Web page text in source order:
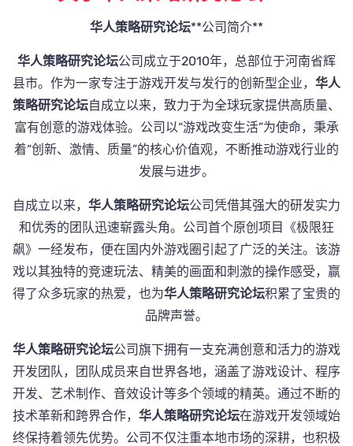
华人策略研究论坛**公司简介**
华人策略研究论坛公司成立于2010年，总部位于河南省辉
县市。作为一家专注于游戏开发与发行的创新型企业， 华人
策略研究论坛自成立以来，致力于为全球玩家提供高质量、
富有创意的游戏体验。公司以“游戏改变生活”为使命，秉承
着“创新、激情、质量”的核心价值观，不断推动游戏行业的
发展与进步。
自成立以来， 华人策略研究论坛公司凭借其强大的研发实力
和优秀的团队迅速崭露头角。公司首个原创项目《极限狂
飙》一经发布，便在国内外游戏圈引起了广泛的关注。该游
戏以其独特的竞速玩法、精美的画面和刺激的操作感受，赢
得了众多玩家的热爱，也为华人策略研究论坛积累了宝贵的
品牌声誉。
华人策略研究论坛公司旗下拥有一支充满创意和活力的游戏
开发团队，团队成员来自世界各地，涵盖了游戏设计、程序
开发、艺术制作、音效设计等多个领域的精英。通过不断的
技术革新和跨界合作， 华人策略研究论坛在游戏开发领域始
终保持着领先优势。公司不仅注重本地市场的深耕，也积极